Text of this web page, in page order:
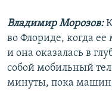
Владимир Морозов:
во Флориде, когда
и она оказалась в
собой мобильный
минуты, пока